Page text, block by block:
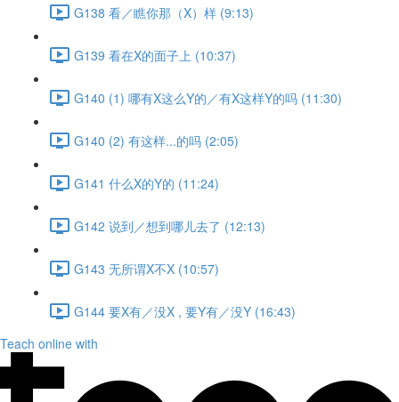
G138 看／瞧你那（X）样 (9:13)
G139 看在X的面子上 (10:37)
G140 (1) 哪有X这么Y的／有X这样Y的吗 (11:30)
G140 (2) 有这样...的吗 (2:05)
G141 什么X的Y的 (11:24)
G142 说到／想到哪儿去了 (12:13)
G143 无所谓X不X (10:57)
G144 要X有／没X , 要Y有／没Y (16:43)
Teach online with